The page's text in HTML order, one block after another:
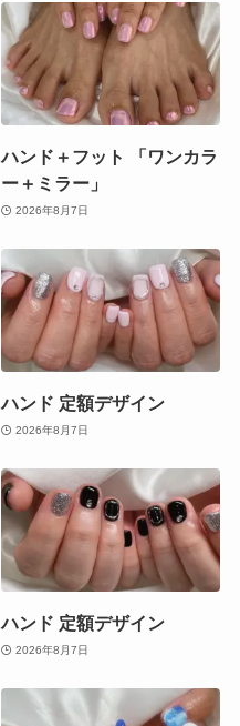
ハンド＋フット 「ワンカラ
ー＋ミラー」
2026年8月7日
ハンド 定額デザイン
2026年8月7日
ハンド 定額デザイン
2026年8月7日